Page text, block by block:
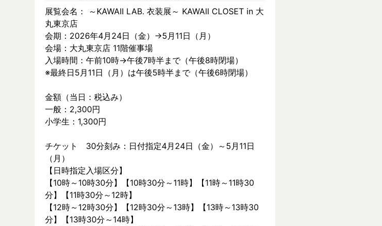
展覧会名： ～KAWAII LAB. 衣装展～ KAWAII CLOSET in 大
丸東京店
会期：2026年4月24日（金）→5月11日（月）
会場：大丸東京店 11階催事場
入場時間：午前10時→午後7時半まで（午後8時閉場）
※最終日5月11日（月）は午後5時半まで（午後6時閉場）
金額（当日：税込み）
一般：2,300円
小学生：1,300円
チケット　30分刻み：日付指定4月24日（金）～5月11日
（月）
【日時指定入場区分】
【10時～10時30分】【10時30分～11時】【11時～11時30
分】【11時30分～12時】
【12時～12時30分】【12時30分～13時】【13時～13時30
分】【13時30分～14時】